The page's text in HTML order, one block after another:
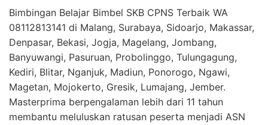
Bimbingan Belajar Bimbel SKB CPNS Terbaik WA
08112813141 di Malang, Surabaya, Sidoarjo, Makassar,
Denpasar, Bekasi, Jogja, Magelang, Jombang,
Banyuwangi, Pasuruan, Probolinggo, Tulungagung,
Kediri, Blitar, Nganjuk, Madiun, Ponorogo, Ngawi,
Magetan, Mojokerto, Gresik, Lumajang, Jember.
Masterprima berpengalaman lebih dari 11 tahun
membantu meluluskan ratusan peserta menjadi ASN